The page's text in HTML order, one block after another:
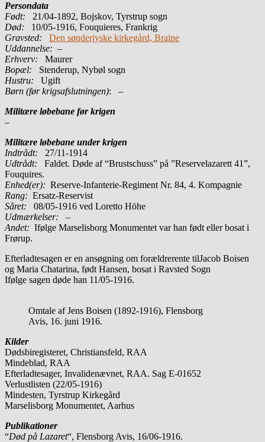
Persondata
Født: 21/04-1892, Bojskov, Tyrstrup sogn
Død: 10/05-1916, Fouquieres, Frankrig
Gravsted:
Den sønderjyske kirkegård, Braine
Uddannelse: –
Erhverv: Maurer
Bopæl: Stenderup, Nybøl sogn
Hustru: Ugift
Børn (før krigsafslutningen): –
Militære løbebane før krigen
–
Militære løbebane under krigen
Indtrådt:
27/11-1914
Udtrådt: Faldet. Døde af “Brustschuss” på ”Reservelazarett 41”,
Fouquires.
Enhed(er): Reserve-Infanterie-Regiment Nr. 84, 4. Kompagnie
Rang: Ersatz-Reservist
Såret: 08/05-1916 ved Loretto Höhe
Udmærkelser: –
Andet: Ifølge Marselisborg Monumentet var han født eller bosat i
Frørup.
Efterladtesagen er en ansøgning om forældrerente tilJacob Boisen
og Maria Chatarina, født Hansen, bosat i Ravsted Sogn
Ifølge sagen døde han 11/05-1916.
Omtale af Jens Boisen (1892-1916), Flensborg
Avis, 16. juni 1916.
Kilder
Dødsbiregisteret, Christiansfeld, RAA
Mindeblad, RAA
Efterladtesager, Invalidenævnet, RAA. Sag E-01652
Verlustlisten (22/05-1916)
Mindesten, Tyrstrup Kirkegård
Marselisborg Monumentet, Aarhus
Publikationer
“Død på Lazaret“, Flensborg Avis, 16/06-1916.